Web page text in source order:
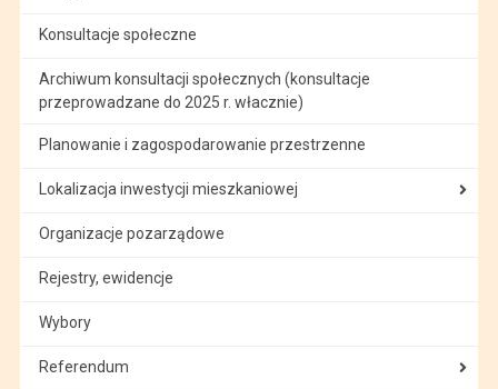
Konsultacje społeczne
Archiwum konsultacji społecznych (konsultacje
przeprowadzane do 2025 r. włacznie)
Planowanie i zagospodarowanie przestrzenne
Lokalizacja inwestycji mieszkaniowej
Organizacje pozarządowe
Rejestry, ewidencje
Wybory
Referendum